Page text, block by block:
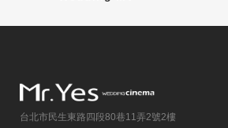
台北市民生東路四段80巷11弄2號2樓